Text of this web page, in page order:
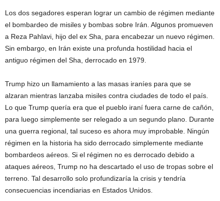
Los dos segadores esperan lograr un cambio de régimen mediante
el bombardeo de misiles y bombas sobre Irán. Algunos promueven
a Reza Pahlavi, hijo del ex Sha, para encabezar un nuevo régimen.
Sin embargo, en Irán existe una profunda hostilidad hacia el
antiguo régimen del Sha, derrocado en 1979.
Trump hizo un llamamiento a las masas iraníes para que se
alzaran mientras lanzaba misiles contra ciudades de todo el país.
Lo que Trump quería era que el pueblo iraní fuera carne de cañón,
para luego simplemente ser relegado a un segundo plano. Durante
una guerra regional, tal suceso es ahora muy improbable. Ningún
régimen en la historia ha sido derrocado simplemente mediante
bombardeos aéreos. Si el régimen no es derrocado debido a
ataques aéreos, Trump no ha descartado el uso de tropas sobre el
terreno. Tal desarrollo solo profundizaría la crisis y tendría
consecuencias incendiarias en Estados Unidos.